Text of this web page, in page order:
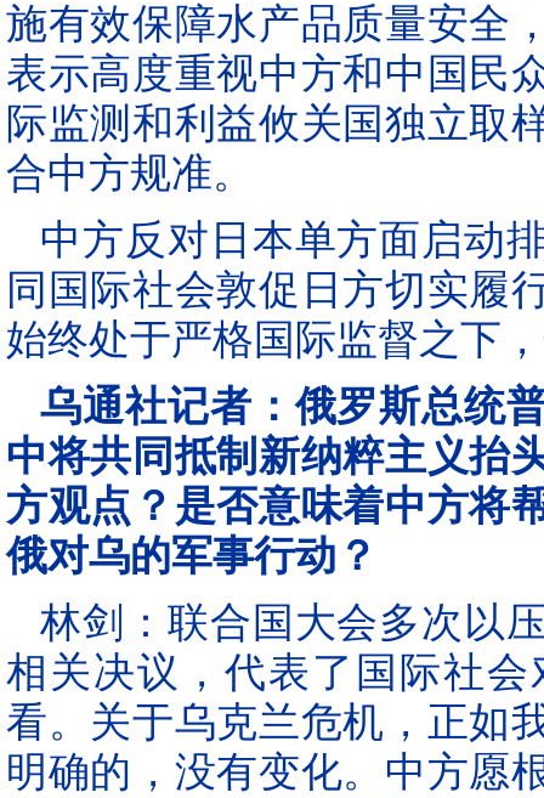
施有效保障水产品质量安全
表示高度重视中方和中国民
际监测和利益攸关国独立取
合中方规准。
中方反对日本单方面启动
同国际社会敦促日方切实履
始终处于严格国际监督之下
乌通社记者：俄罗斯总统
中将共同抵制新纳粹主义抬
方观点？是否意味着中方将
俄对乌的军事行动？
林剑：联合国大会多次以
相关决议，代表了国际社
看。关于乌克兰危机，正如
明确的，没有变化。中方愿